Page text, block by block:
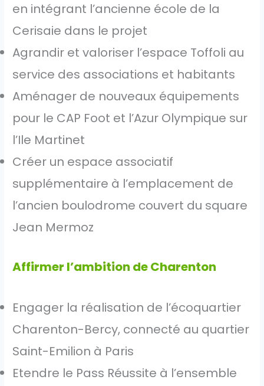
en intégrant l’ancienne école de la
Cerisaie dans le projet
Agrandir et valoriser l’espace Toffoli au
service des associations et habitants
Aménager de nouveaux équipements
pour le CAP Foot et l’Azur Olympique sur
l’Ile Martinet
Créer un espace associatif
supplémentaire à l’emplacement de
l’ancien boulodrome couvert du square
Jean Mermoz
Affirmer l’ambition de Charenton
Engager la réalisation de l’écoquartier
Charenton-Bercy, connecté au quartier
Saint-Emilion à Paris
Etendre le Pass Réussite à l’ensemble